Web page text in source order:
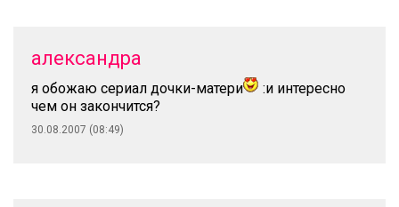
александра
я обожаю сериал дочки-матери
:и интересно
чем он закончится?
30.08.2007 (08:49)